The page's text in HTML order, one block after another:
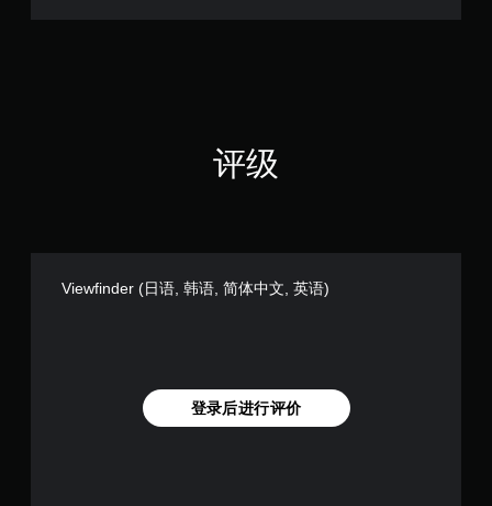
文
评级
Viewfinder (日语, 韩语, 简体中文, 英语)
登录后进行评价